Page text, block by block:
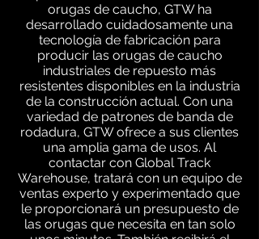
orugas de caucho, GTW ha
desarrollado cuidadosamente una
tecnología de fabricación para
producir las orugas de caucho
industriales de repuesto más
resistentes disponibles en la industria
de la construcción actual. Con una
variedad de patrones de banda de
rodadura, GTW ofrece a sus clientes
una amplia gama de usos. Al
contactar con Global Track
Warehouse, tratará con un equipo de
ventas experto y experimentado que
le proporcionará un presupuesto de
las orugas que necesita en tan solo